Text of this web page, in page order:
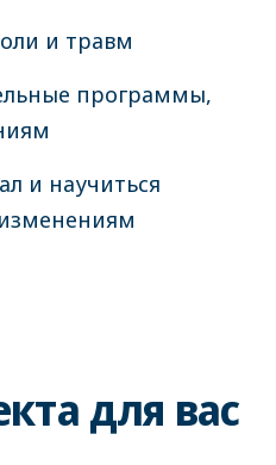
и травм
программы,
и научиться
для вас